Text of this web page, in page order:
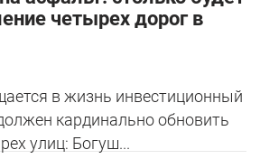
четырех дорог в
в жизнь инвестиционный
кардинально обновить
улиц: Богуш...